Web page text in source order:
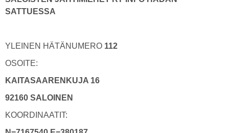
SATTUESSA
YLEINEN HÄTÄNUMERO 112
OSOITE:
KAITASAARENKUJA 16
92160 SALOINEN
KOORDINAATIT: